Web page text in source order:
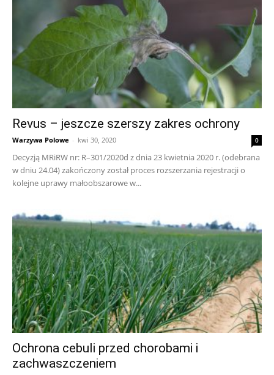
Revus – jeszcze szerszy zakres ochrony
Warzywa Polowe - kwi 30, 2020 0
Decyzją MRiRW nr: R–301/2020d z dnia 23 kwietnia 2020 r. (odebrana
w dniu 24.04) zakończony został proces rozszerzania rejestracji o
kolejne uprawy małoobszarowe w...
Ochrona cebuli przed chorobami i
zachwaszczeniem